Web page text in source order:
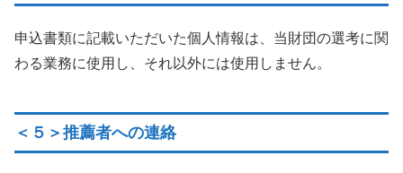
申込書類に記載いただいた個人情報は、当財団の選考に関
わる業務に使用し、それ以外には使用しません。
＜５＞推薦者への連絡